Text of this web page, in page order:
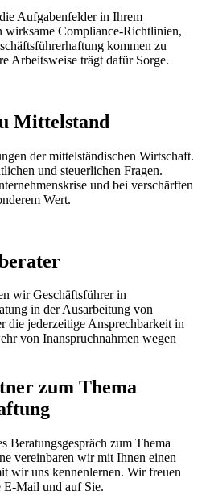
Aufgabenfelder in Ihrem
wirksame Compliance-Richtlinien,
kommen zu
Arbeitsweise trägt dafür Sorge.
Mittelstand
der mittelständischen Wirtschaft.
und steuerlichen Fragen.
und bei verschärften
Wert.
wir Geschäftsführer in
in der Ausarbeitung von
die jederzeitige Ansprechbarkeit in
von Inanspruchnahmen wegen
zum Thema
Beratungsgespräch zum Thema
vereinbaren wir mit Ihnen einen
wir uns kennenlernen. Wir freuen
E-Mail und auf Sie.